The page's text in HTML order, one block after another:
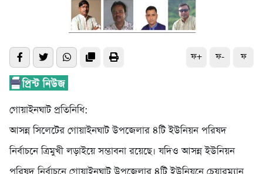
ফ+ ফ- ফ
গোয়াইনঘাট প্রতিনিধি:
আসন্ন সিলেটের গোয়াইনঘাট উপজেলার ৪টি ইউনিয়ন পরিষদ
নির্বাচনে ত্রিমুখী লড়াইয়ে সম্ভাবনা রয়েছে। যদিও আসন্ন ইউনিয়ন